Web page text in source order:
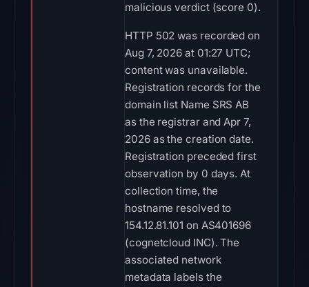
malicious verdict (score 0).
HTTP 502 was recorded on
Aug 7, 2026 at 01:27 UTC;
content was unavailable.
Registration records for the
domain list Name SRS AB
as the registrar and Apr 7,
2026 as the creation date.
Registration preceded first
observation by 0 days. At
collection time, the
hostname resolved to
154.12.81.101 on AS401696
(cognetcloud INC). The
associated network
metadata labels the